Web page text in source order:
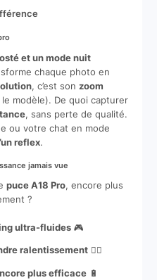
et un mode nuit
chaque photo en
, c’est son zoom
le modèle). De quoi capturer
, sans perte de qualité.
ou votre chat en mode
reflex.
jamais vue
puce A18 Pro, encore plus
?
ultra-fluides🎮
ralentissement🏃‍♂️
plus efficace🔋